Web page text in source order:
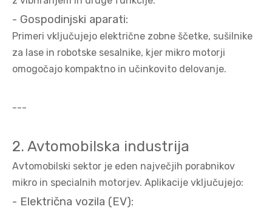
- Gospodinjski aparati:
Primeri vključujejo električne zobne ščetke, sušilnike
za lase in robotske sesalnike, kjer mikro motorji
omogočajo kompaktno in učinkovito delovanje.
---
2. Avtomobilska industrija
Avtomobilski sektor je eden največjih porabnikov
mikro in specialnih motorjev. Aplikacije vključujejo:
- Električna vozila (EV):